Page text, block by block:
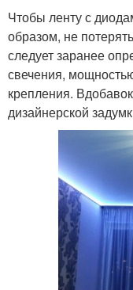
Чтобы ленту с
образом, не
следует заранее
свечения,
крепления.
дизайнерской